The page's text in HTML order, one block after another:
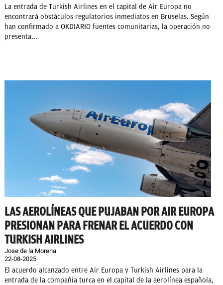
La entrada de Turkish Airlines en el capital de Air Europa no
encontrará obstáculos regulatorios inmediatos en Bruselas. Según
han confirmado a OKDIARIO fuentes comunitarias, la operación no
presenta...
LAS AEROLÍNEAS QUE PUJABAN POR AIR EUROPA
PRESIONAN PARA FRENAR EL ACUERDO CON
TURKISH AIRLINES
Jose de la Morena
22-08-2025
El acuerdo alcanzado entre Air Europa y Turkish Airlines para la
entrada de la compañía turca en el capital de la aerolínea española,